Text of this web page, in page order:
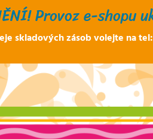
Provoz e-shopu
skladových zásob volejte na tel: